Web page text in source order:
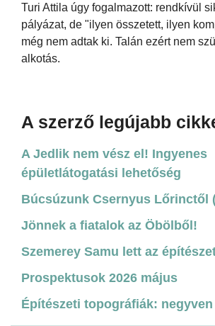
Turi Attila úgy fogalmazott: rendkívül
pályázat, de "ilyen összetett, ilyen
még nem adtak ki. Talán ezért nem
alkotás.
A szerző legújabb
A Jedlik nem vész el! Ingyenes
épületlátogatási lehetőség
Búcsúzunk Csernyus Lőrinctől
Jönnek a fiatalok az Öbölből!
Szemerey Samu lett az
Prospektusok 2026 május
Építészeti topográfiák: